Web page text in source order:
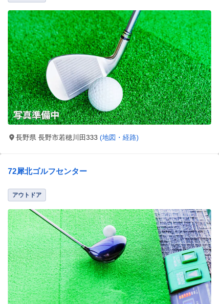
長野県 長野市若穂川田333 (地図・経路)
72犀北ゴルフセンター
アウトドア